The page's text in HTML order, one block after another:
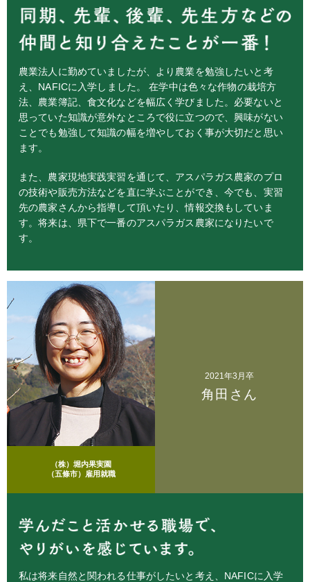
農業法人に勤めていましたが、より農業を勉強したいと考
え、NAFICに入学しました。 在学中は色々な作物の栽培方
法、農業簿記、食文化などを幅広く学びました。必要ないと
思っていた知識が意外なところで役に立つので、興味がない
ことでも勉強して知識の幅を増やしておく事が大切だと思い
ます。
また、農家現地実践実習を通じて、アスパラガス農家のプロ
の技術や販売方法などを直に学ぶことができ、今でも、実習
先の農家さんから指導して頂いたり、情報交換もしていま
す。将来は、県下で一番のアスパラガス農家になりたいで
す。
（株）堀内果実園
（五條市）雇用就職
2021年3月卒
角田さん
私は将来自然と関われる仕事がしたいと考え、NAFICに入学